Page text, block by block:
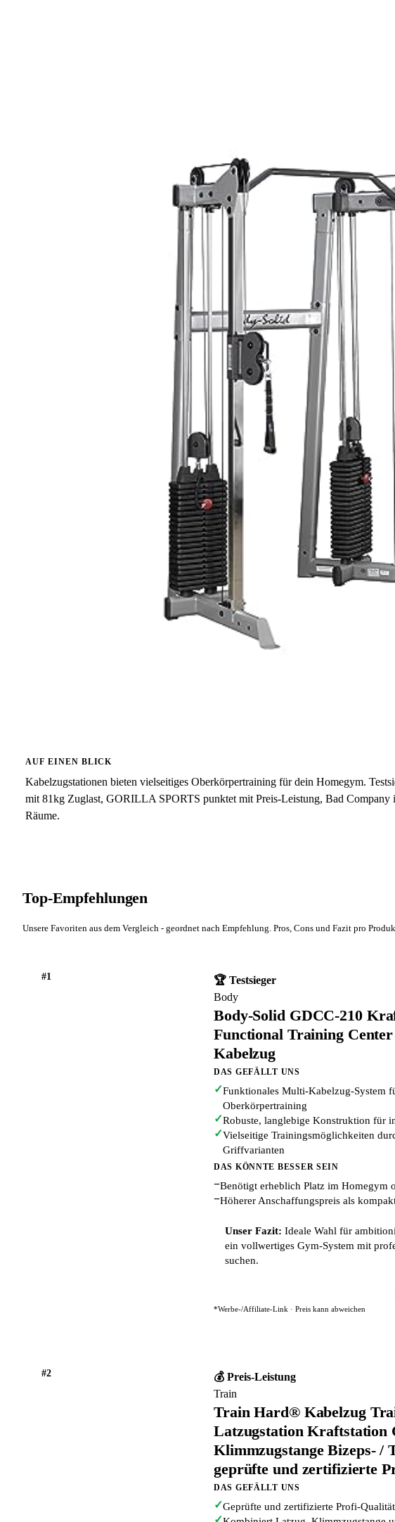
AUF EINEN BLICK
Kabelzugstationen bieten vielseitiges Oberkörpertraining für dein Homegym.
mit 81kg Zuglast, GORILLA SPORTS punktet mit Preis-Leistung, Bad Company
Räume.
Top-Empfehlungen
Unsere Favoriten aus dem Vergleich - geordnet nach Empfehlung. Pros, Cons und Fazit pro
#1
🏆 Testsieger
Body
Body-Solid GDCC-210
Functional Training
Kabelzug
DAS GEFÄLLT UNS
✓Funktionales Multi-Kabelzug-System
Oberkörpertraining
✓Robuste, langlebige Konstruktion für
✓Vielseitige Trainingsmöglichkeiten
Griffvarianten
DAS KÖNNTE BESSER SEIN
−Benötigt erheblich Platz im Homegym
−Höherer Anschaffungspreis als
Unser Fazit: Ideale Wahl für
ein vollwertiges Gym-System mit
suchen.
*Werbe-/Affiliate-Link · Preis kann abweichen
#2
💰 Preis-Leistung
Train
Train Hard® Kabelzug
Latzugstation Kraftstation
Klimmzugstange Bizeps- /
geprüfte und zertifizierte
DAS GEFÄLLT UNS
✓Geprüfte und zertifizierte Profi-
✓